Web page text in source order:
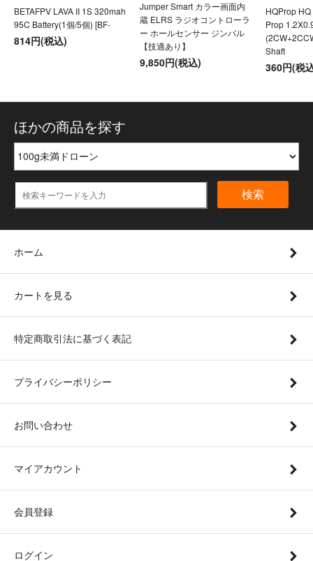
BETAFPV LAVA II 1S 320mah
95C Battery(1個/5個) [BF-
814円(税込)
Jumper Smart カラー画面内
蔵 ELRS ラジオコントローラ
ー ホールセンサー ジンバル
【技適あり】
9,850円(税込)
HQProp
Prop
Shaft
360円(税
ほかの商品を探す
検索
ホーム
カートを見る
特定商取引法に基づく表記
プライバシーポリシー
お問い合わせ
マイアカウント
会員登録
ログイン